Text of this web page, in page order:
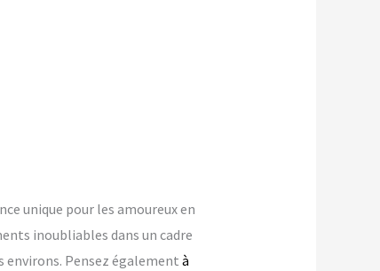
unique pour les amoureux en
inoubliables dans un cadre
environs. Pensez également à